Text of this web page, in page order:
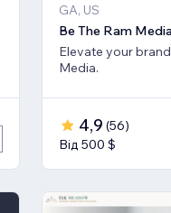
GA, US
Be The Ram
Elevate your
Media.
4,9 (56)
Від 500 $